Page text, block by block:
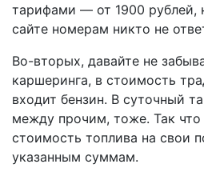
тарифами — от 1900 рублей,
сайте номерам никто не
Во-вторых, давайте не
каршеринга, в стоимость
входит бензин. В суточный
между прочим, тоже. Так
стоимость топлива на свои
указанным суммам.